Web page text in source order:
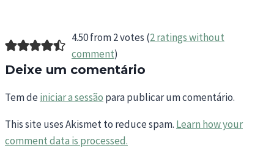
4.50 from 2 votes (2 ratings without
comment)
Deixe um comentário
Tem deiniciar a sessão para publicar um comentário.
This site uses Akismet to reduce spam. Learn how your
comment data is processed.